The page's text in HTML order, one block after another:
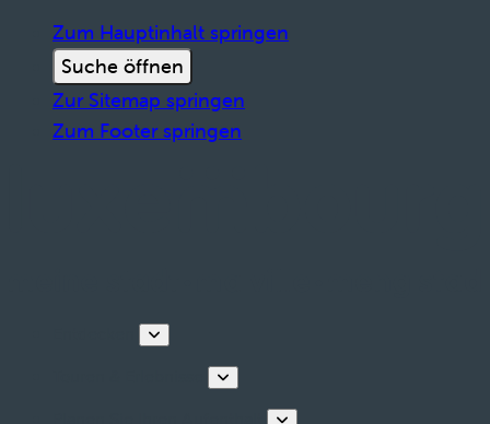
Zum Hauptinhalt springen
Suche öffnen
Zur Sitemap springen
Zum Footer springen